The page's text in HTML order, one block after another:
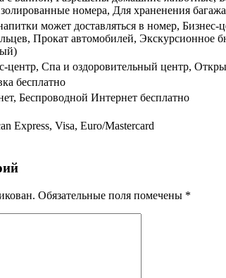
номера, Для храненения
может доставляться в номер,
Прокат автомобилей, Экскурсионное
центр, Спа и оздоровительный центр,
бесплатно
Беспроводной Интернет бесплатно
Express, Visa, Euro/Mastercard
Обязательные поля помечены *